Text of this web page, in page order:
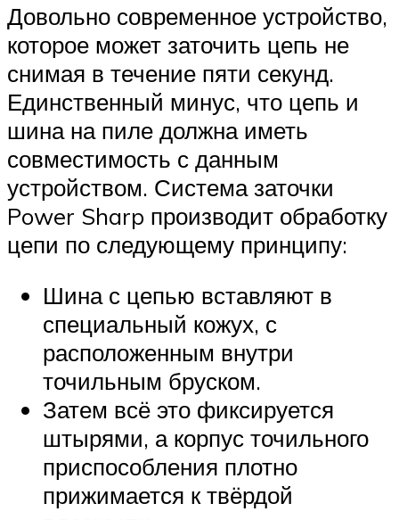
Довольно современное устройство,
которое может заточить цепь не
снимая в течение пяти секунд.
Единственный минус, что цепь и
шина на пиле должна иметь
совместимость с данным
устройством. Система заточки
Power Sharp производит обработку
цепи по следующему принципу:
Шина с цепью вставляют в
специальный кожух, с
расположенным внутри
точильным бруском.
Затем всё это фиксируется
штырями, а корпус точильного
приспособления плотно
прижимается к твёрдой